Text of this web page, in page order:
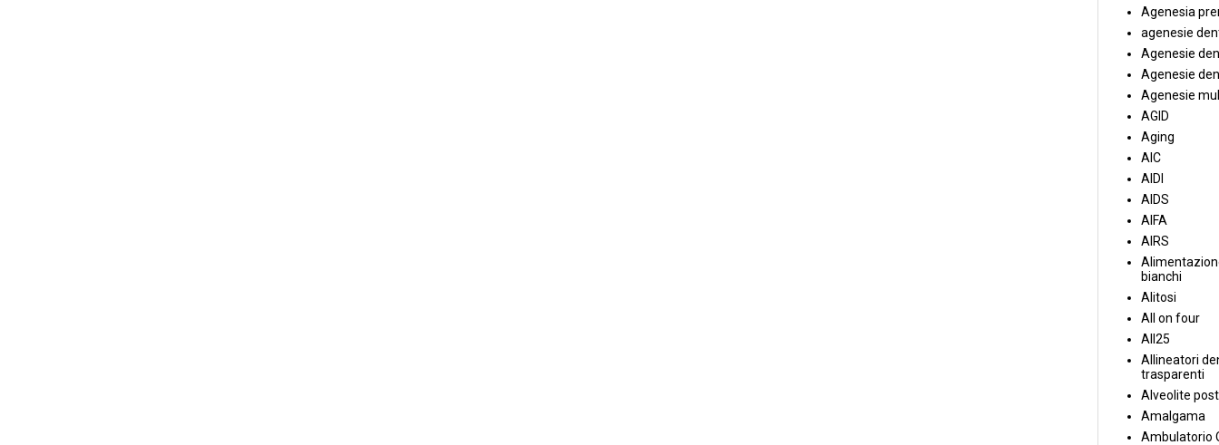
Agenesia
agenesie
Agenesie
Agenesie
Agenesie
AGID
Aging
AIC
AIDI
AIDS
AIFA
AIRS
bianchi
Alitosi
All on four
All25
Allineatori
trasparenti
Alveolite
Amalgama
Ambulatorio